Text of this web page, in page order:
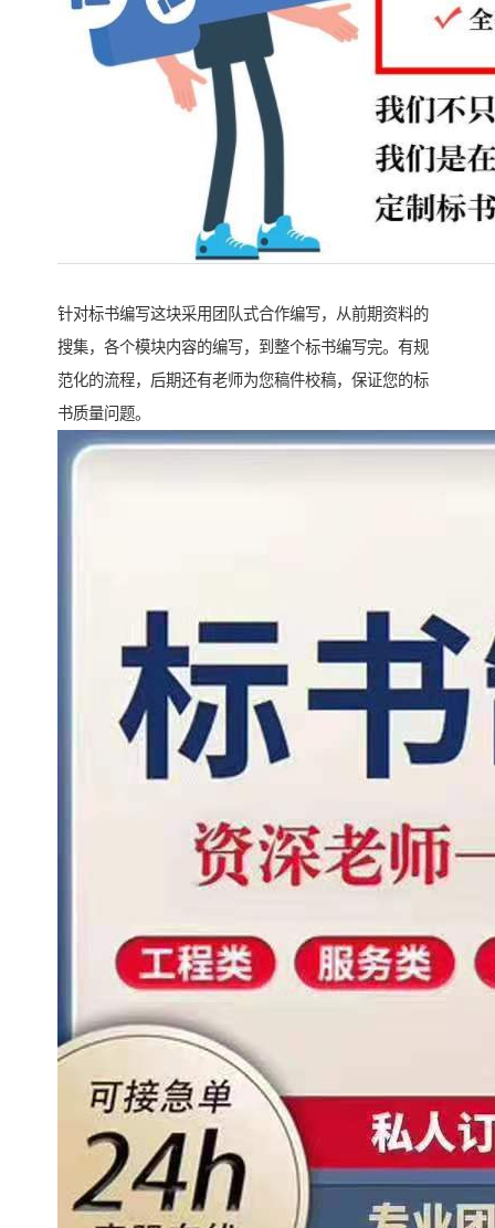
针对标书编写这块采用团队式合作编写，从前期资料的
搜集，各个模块内容的编写，到整个标书编写完。有规
范化的流程，后期还有老师为您稿件校稿，保证您的标
书质量问题。